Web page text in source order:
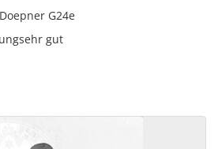
Doepner G24e
gut